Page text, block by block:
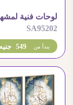
لوحات فنية
شرقية قديمة
SA95202
549 جنيه يبدأ من